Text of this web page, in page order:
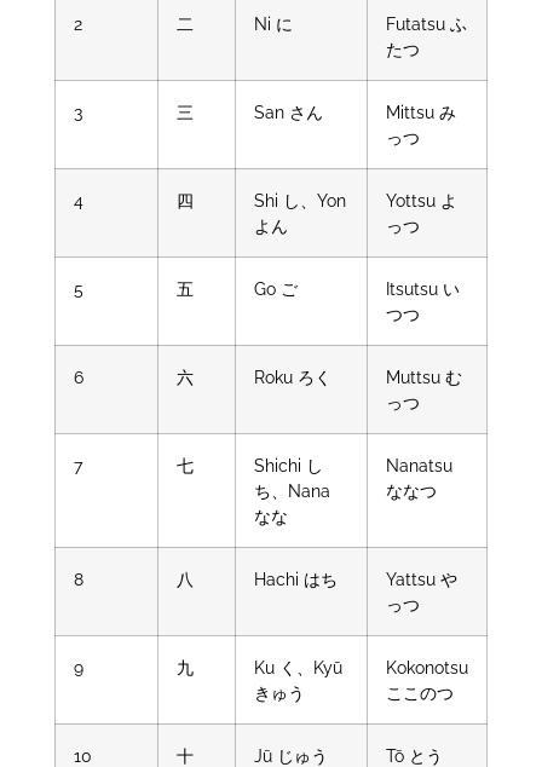
2 二 Ni に
Futatsu ふ
たつ
3 三 San さん
Mittsu み
っつ
4 四
Shi し、Yon
よん
Yottsu よ
っつ
5 五 Go ご
Itsutsu い
つつ
6 六 Roku ろく
Muttsu む
っつ
7 七
Shichi し
ち、Nana
なな
Nanatsu
ななつ
8 八 Hachi はち
Yattsu や
っつ
9 九
Ku く、Kyū
きゅう
Kokonotsu
ここのつ
10 十 Jū じゅう Tō とう